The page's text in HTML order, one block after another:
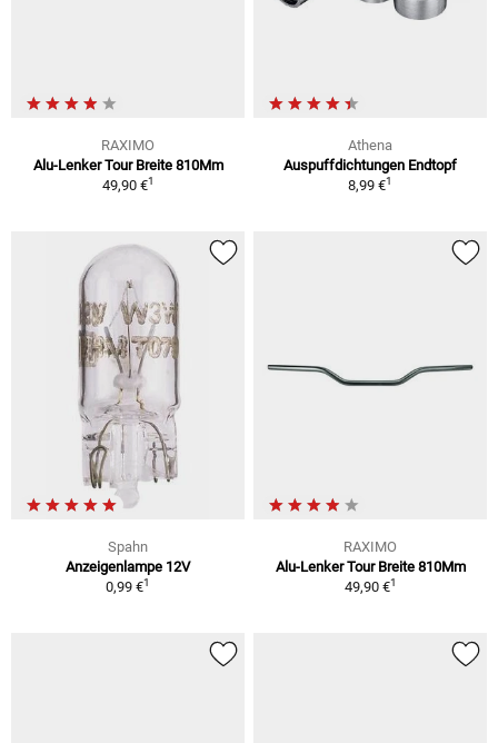
RAXIMO
Alu-Lenker Tour Breite 810Mm
49,90 €1
Athena
Auspuffdichtungen Endtopf
8,99 €1
Spahn
Anzeigenlampe 12V
0,99 €1
RAXIMO
Alu-Lenker Tour Breite 810Mm
49,90 €1